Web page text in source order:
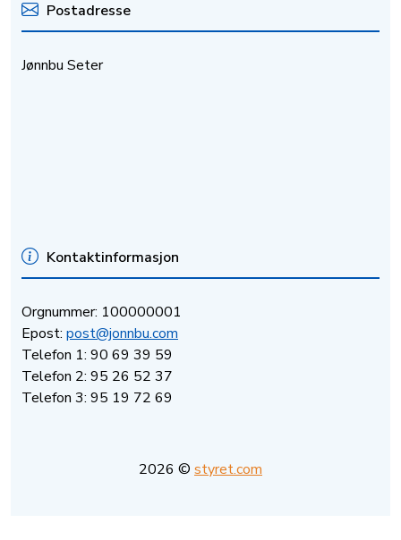
Postadresse
Jønnbu Seter
Kontaktinformasjon
Orgnummer: 100000001
Epost: post@jonnbu.com
Telefon 1: 90 69 39 59
Telefon 2: 95 26 52 37
Telefon 3: 95 19 72 69
2026 © styret.com